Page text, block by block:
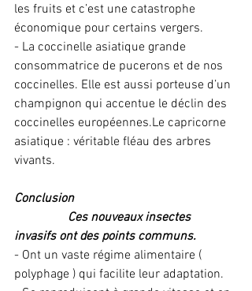
les fruits et c’est une catastrophe
économique pour certains vergers.
- La coccinelle asiatique grande
consommatrice de pucerons et de nos
coccinelles. Elle est aussi porteuse d’un
champignon qui accentue le déclin des
coccinelles européennes.Le capricorne
asiatique : véritable fléau des arbres
vivants.
Conclusion
invasifs ont des points communs.
- Ont un vaste régime alimentaire (
polyphage ) qui facilite leur adaptation.